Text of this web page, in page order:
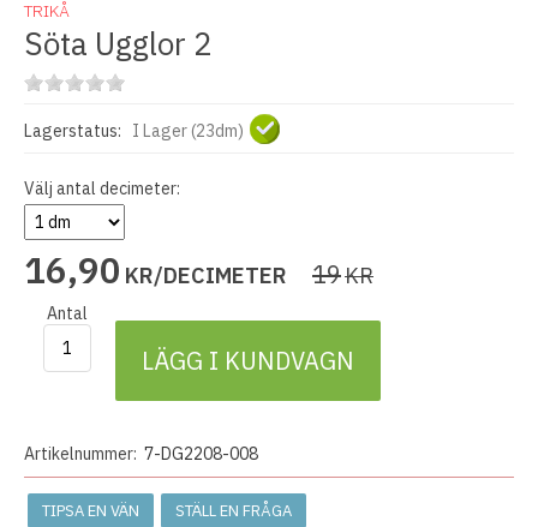
TRIKÅ
Söta Ugglor 2
Lagerstatus: I Lager (23dm)
Välj antal decimeter:
16,90 KR/DECIMETER 19KR
Antal
LÄGG I KUNDVAGN
Artikelnummer: 7-DG2208-008
TIPSA EN VÄN STÄLL EN FRÅGA